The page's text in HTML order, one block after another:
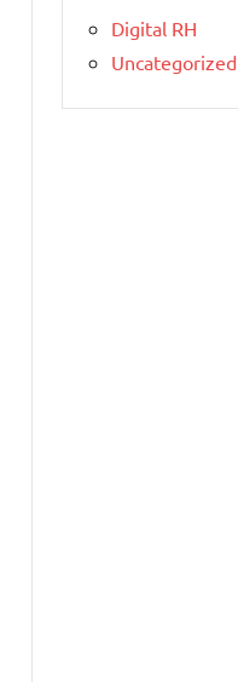
Digital RH
Uncategorized